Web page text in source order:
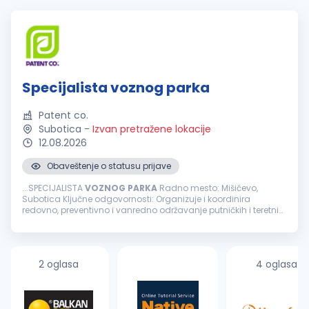
Specijalista voznog parka
Patent co.
Subotica - Izvan pretražene lokacije
12.08.2026
Obaveštenje o statusu prijave
...SPECIJALISTAVOZNOG PARKA
Subotica Ključne odgovornosti: Organizuje i koordinira
redovno, preventivno i vanredno održavanje putničkih i teretnih
prati realizaciju...
2 oglasa 4 oglasa